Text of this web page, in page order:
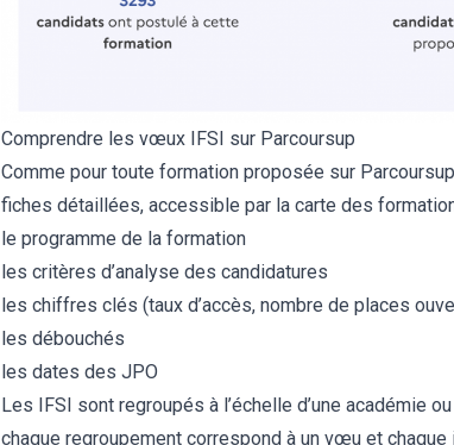
Comprendre les vœux IFSI sur Parcoursup
Comme pour toute formation proposée sur
fiches détaillées, accessible par la carte des
le programme de la formation
les critères d’analyse des candidatures
les chiffres clés (taux d’accès, nombre de places
les débouchés
les dates des JPO
Les IFSI sont regroupés à l’échelle d’une académie
chaque regroupement correspond à un vœu et